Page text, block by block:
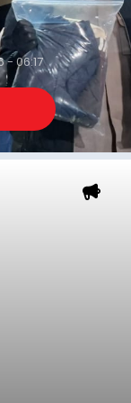
- 06:17